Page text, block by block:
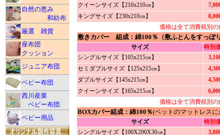
自然の恵み
和紡布
厳選 雑貨
座布団
クッション
ジュニア布団
ベビー布団
西川産業
ベビー布団
ベビー用品
クイーンサイズ【210x210㎝】
キングサイズ【230x210㎝】
価格は全て消費税別の
敷きカバー 組成：綿100％（敷ふとんをすっ
サイズ
特別
シングルサイズ【105x215㎝】
セミダブルサイズ【125x215㎝】
ダブルサイズ【145x215㎝】
クイーンサイズ【165x215㎝】
価格は全て消費税別の
BOXカバー組成：綿100％(ベットのマットレス
サイズ
特別
シングルサイズ【100X200X30㎝】